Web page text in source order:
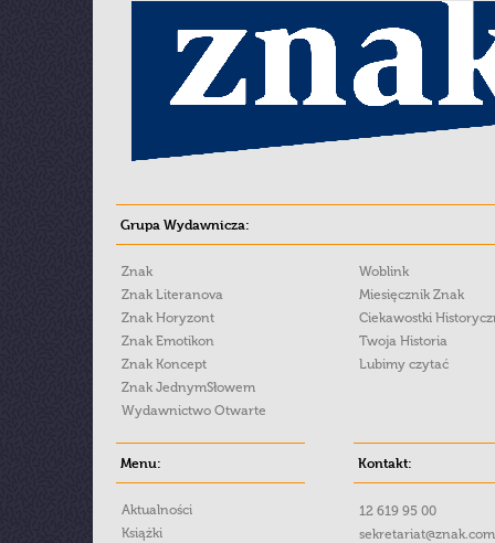
Grupa Wydawnicza:
Znak
Znak Literanova
Znak Horyzont
Znak Emotikon
Znak Koncept
Znak JednymSłowem
Wydawnictwo Otwarte
Woblink
Miesięcznik Znak
Ciekawostki
Twoja Historia
Lubimy czytać
Menu:
Aktualności
Książki
Kontakt:
12 619 95 00